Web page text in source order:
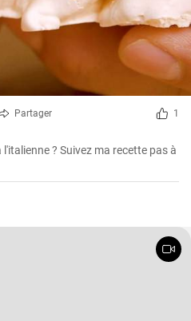
Partager 1
? Suivez ma recette pas à